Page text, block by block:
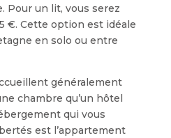
Pour un lit, vous serez
€. Cette option est idéale
en solo ou entre
généralement
chambre qu’un hôtel
qui vous
est l’appartement